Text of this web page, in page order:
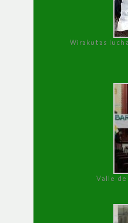
Wirakutas
Valle